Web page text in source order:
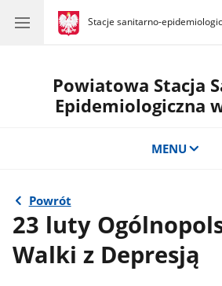
gov.pl
Stacje sanitarno-
gov.pl
Stacje
Powiatowa Stacja
Epidemiologiczna
MENU
Powrót
23 luty
Walki z Depresją